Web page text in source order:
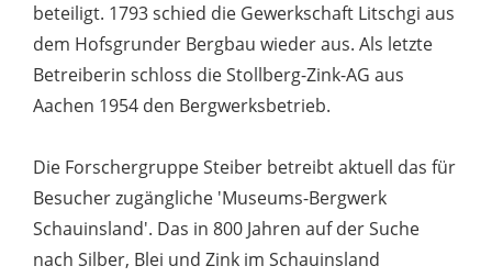
beteiligt. 1793 schied die Gewerkschaft Litschgi aus
dem Hofsgrunder Bergbau wieder aus. Als letzte
Betreiberin schloss die Stollberg-Zink-AG aus
Aachen 1954 den Bergwerksbetrieb.
Die Forschergruppe Steiber betreibt aktuell das für
Besucher zugängliche 'Museums-Bergwerk
Schauinsland'. Das in 800 Jahren auf der Suche
nach Silber, Blei und Zink im Schauinsland